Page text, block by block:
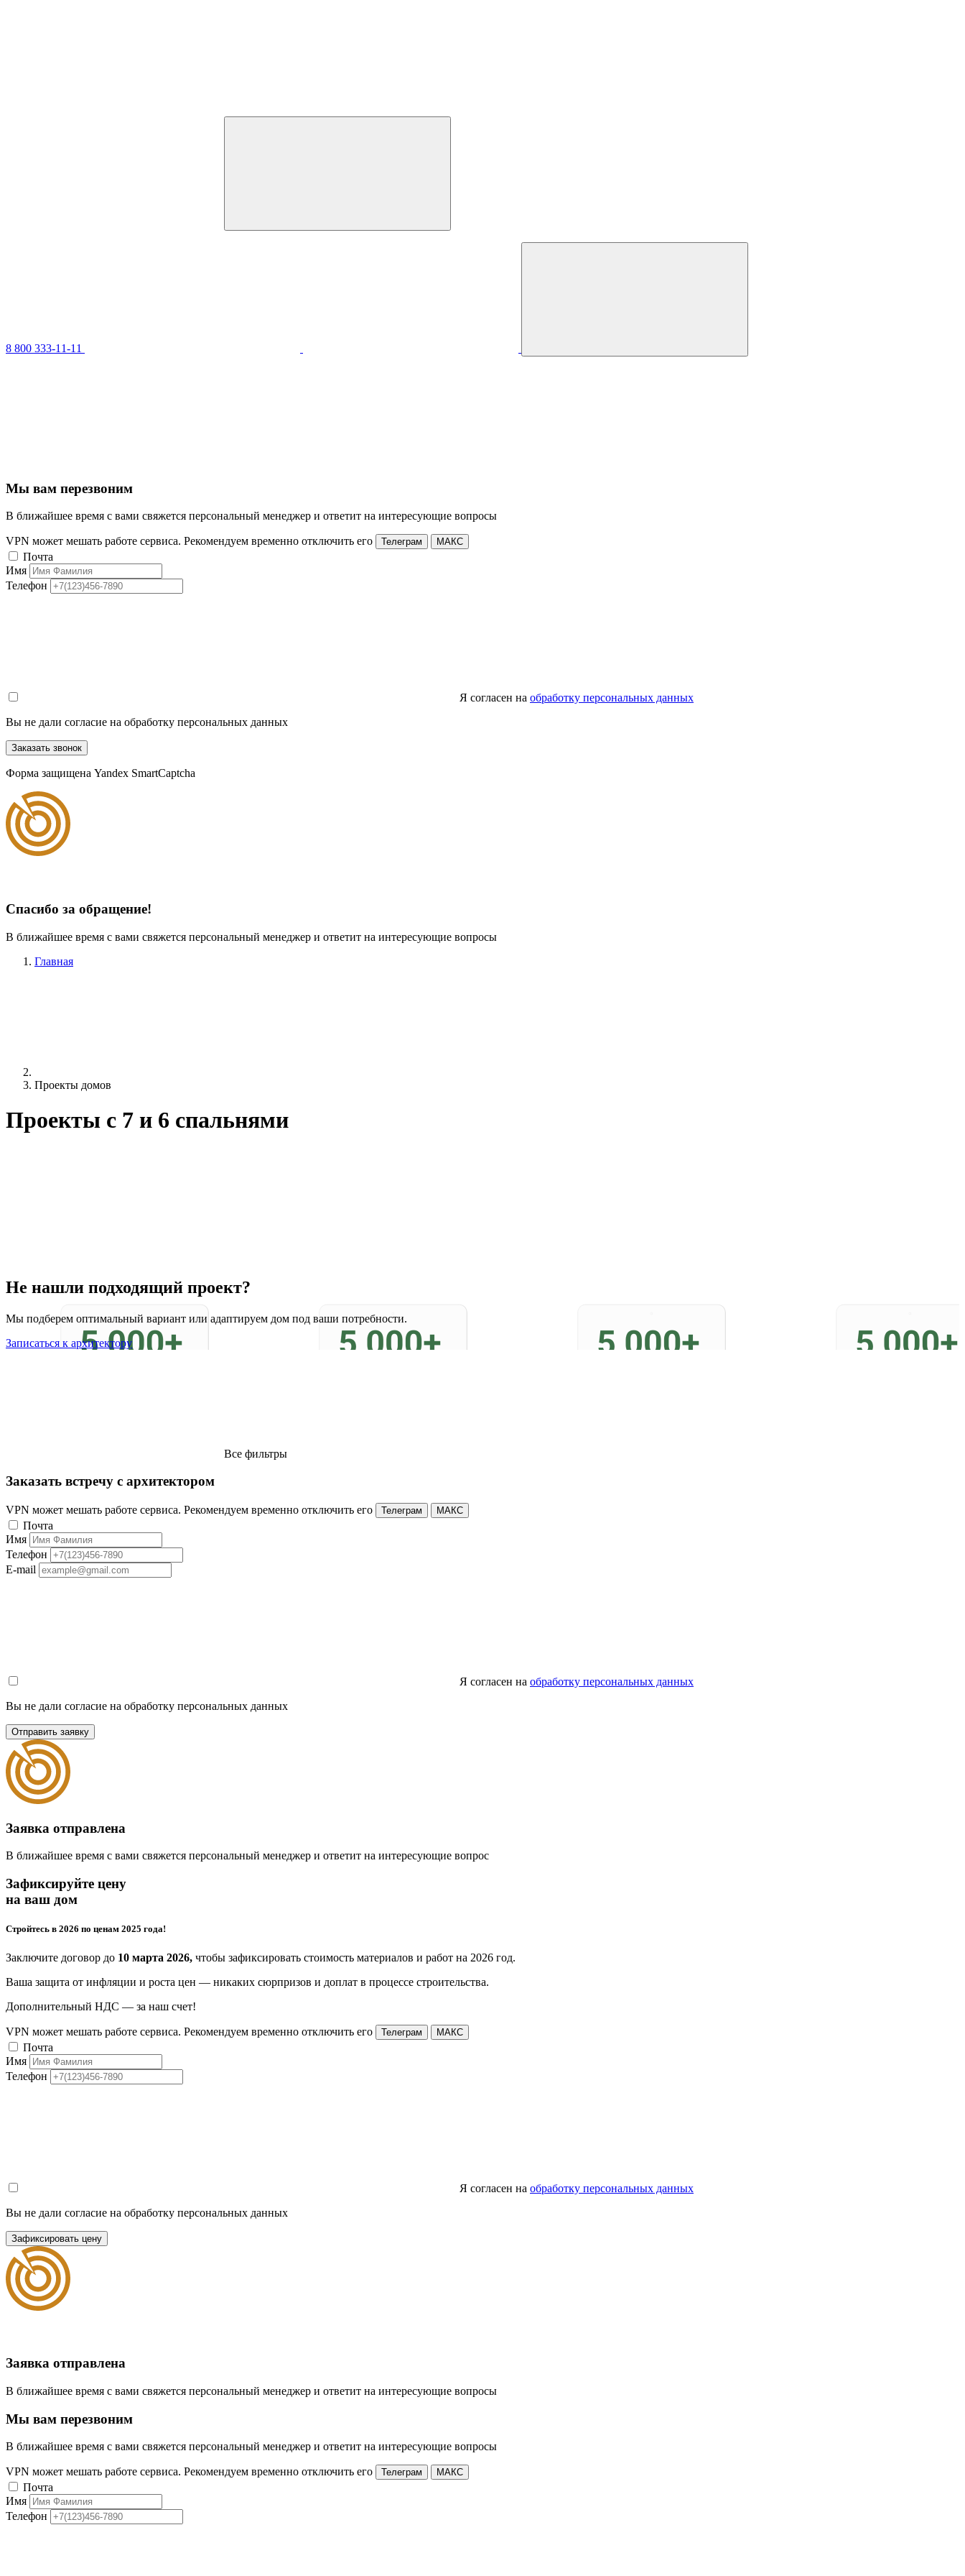
8 800 333-11-11
Мы вам перезвоним
В ближайшее время с вами свяжется персональный менеджер и ответит на интересующие вопросы
VPN может мешать работе сервиса. Рекомендуем временно отключить его Телеграм МАКС
Почта
Имя
Телефон
Я согласен на обработку персональных данных
Вы не дали согласие на обработку персональных данных
Заказать звонок
Форма защищена Yandex SmartCaptcha
Спасибо за обращение!
В ближайшее время с вами свяжется персональный менеджер и ответит на интересующие вопросы
Главная
Проекты домов
Проекты c 7 и 6 спальнями
Не нашли подходящий проект?
Мы подберем оптимальный вариант или адаптируем дом под ваши потребности.
Записаться к архитектору
Все фильтры
Заказать встречу с архитектором
VPN может мешать работе сервиса. Рекомендуем временно отключить его Телеграм МАКС
Почта
Имя
Телефон
E-mail
Я согласен на обработку персональных данных
Вы не дали согласие на обработку персональных данных
Отправить заявку
Заявка отправлена
В ближайшее время с вами свяжется персональный менеджер и ответит на интересующие вопрос
Зафиксируйте цену
на ваш дом
Стройтесь в 2026 по ценам 2025 года!
Заключите договор до 10 марта 2026, чтобы зафиксировать стоимость материалов и работ на 2026 год.
Ваша защита от инфляции и роста цен — никаких сюрпризов и доплат в процессе строительства.
Дополнительный НДС — за наш счет!
VPN может мешать работе сервиса. Рекомендуем временно отключить его Телеграм МАКС
Почта
Имя
Телефон
Я согласен на обработку персональных данных
Вы не дали согласие на обработку персональных данных
Зафиксировать цену
Заявка отправлена
В ближайшее время с вами свяжется персональный менеджер и ответит на интересующие вопросы
Мы вам перезвоним
В ближайшее время с вами свяжется персональный менеджер и ответит на интересующие вопросы
VPN может мешать работе сервиса. Рекомендуем временно отключить его Телеграм МАКС
Почта
Имя
Телефон